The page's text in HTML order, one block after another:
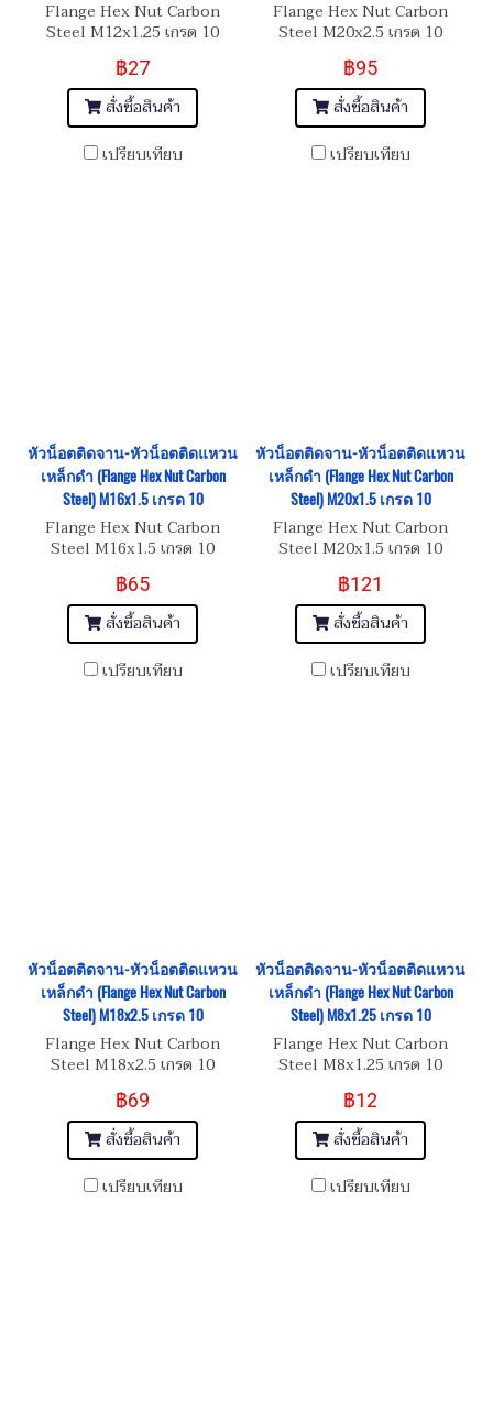
Flange Hex Nut Carbon
Steel M12x1.25 เกรด 10
฿27
สั่งซื้อสินค้า
เปรียบเทียบ
Flange Hex Nut Carbon
Steel M20x2.5 เกรด 10
฿95
สั่งซื้อสินค้า
เปรียบเทียบ
หัวน็อตติดจาน-หัวน็อตติดแหวน
เหล็กดำ (Flange Hex Nut Carbon
Steel) M16x1.5 เกรด 10
Flange Hex Nut Carbon
Steel M16x1.5 เกรด 10
฿65
สั่งซื้อสินค้า
เปรียบเทียบ
หัวน็อตติดจาน-หัวน็อตติดแหวน
เหล็กดำ (Flange Hex Nut Carbon
Steel) M20x1.5 เกรด 10
Flange Hex Nut Carbon
Steel M20x1.5 เกรด 10
฿121
สั่งซื้อสินค้า
เปรียบเทียบ
หัวน็อตติดจาน-หัวน็อตติดแหวน
เหล็กดำ (Flange Hex Nut Carbon
Steel) M18x2.5 เกรด 10
Flange Hex Nut Carbon
Steel M18x2.5 เกรด 10
฿69
สั่งซื้อสินค้า
เปรียบเทียบ
หัวน็อตติดจาน-หัวน็อตติดแหวน
เหล็กดำ (Flange Hex Nut Carbon
Steel) M8x1.25 เกรด 10
Flange Hex Nut Carbon
Steel M8x1.25 เกรด 10
฿12
สั่งซื้อสินค้า
เปรียบเทียบ